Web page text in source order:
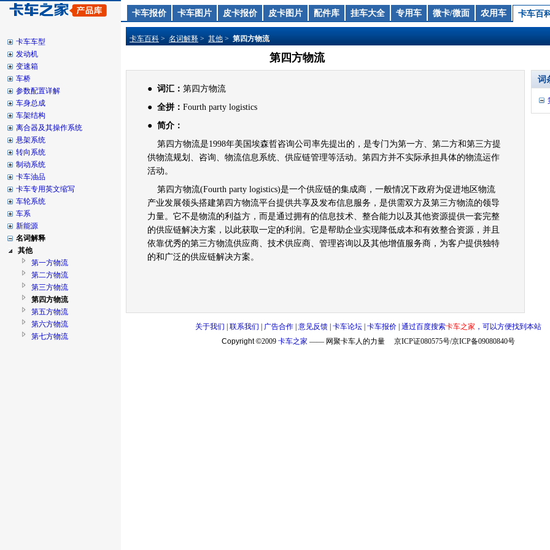
卡车车型
发动机
变速箱
车桥
参数配置详解
车身总成
车架结构
离合器及其操作系统
悬架系统
转向系统
制动系统
卡车油品
卡车专用英文缩写
车轮系统
车系
新能源
名词解释
其他
第一方物流
第二方物流
第三方物流
第四方物流
第五方物流
第六方物流
第七方物流
卡车报价 卡车图片 皮卡报价 皮卡图片 配件库 挂车大全 专用车 微卡/微面 农用车 卡车百
卡车百科 > 名词解释 > 其他 > 第四方物流
第四方物流
● 词汇： 第四方物流
● 全拼： Fourth party logistics
● 简介：
第四方物流是1998年美国埃森哲咨询公司率先提出的，是专门为第一方、第二方和第三方提
供物流规划、咨询、物流信息系统、供应链管理等活动。第四方并不实际承担具体的物流运作
活动。
第四方物流(Fourth party logistics)是一个供应链的集成商，一般情况下政府为促进地区物流
产业发展领头搭建第四方物流平台提供共享及发布信息服务，是供需双方及第三方物流的领导
力量。它不是物流的利益方，而是通过拥有的信息技术、整合能力以及其他资源提供一套完整
的供应链解决方案，以此获取一定的利润。它是帮助企业实现降低成本和有效整合资源，并且
依靠优秀的第三方物流供应商、技术供应商、管理咨询以及其他增值服务商，为客户提供独特
的和广泛的供应链解决方案。
词
关于我们 联系我们 广告合作 意见反馈 卡车论坛 卡车报价 通过百度搜索卡车之家 ，可以方便找到本站
Copyright ©2009 卡车之家 —— 网聚卡车人的力量 京ICP证080575号/京ICP备09080840号